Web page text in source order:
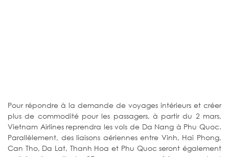
Pour répondre à la demande de voyages intérieurs et créer
plus de commodité pour les passagers, à partir du 2 mars,
Vietnam Airlines reprendra les vols de Da Nang à Phu Quoc.
Parallèlement, des liaisons aériennes entre Vinh, Hai Phong,
Can Tho, Da Lat, Thanh Hoa et Phu Quoc seront également